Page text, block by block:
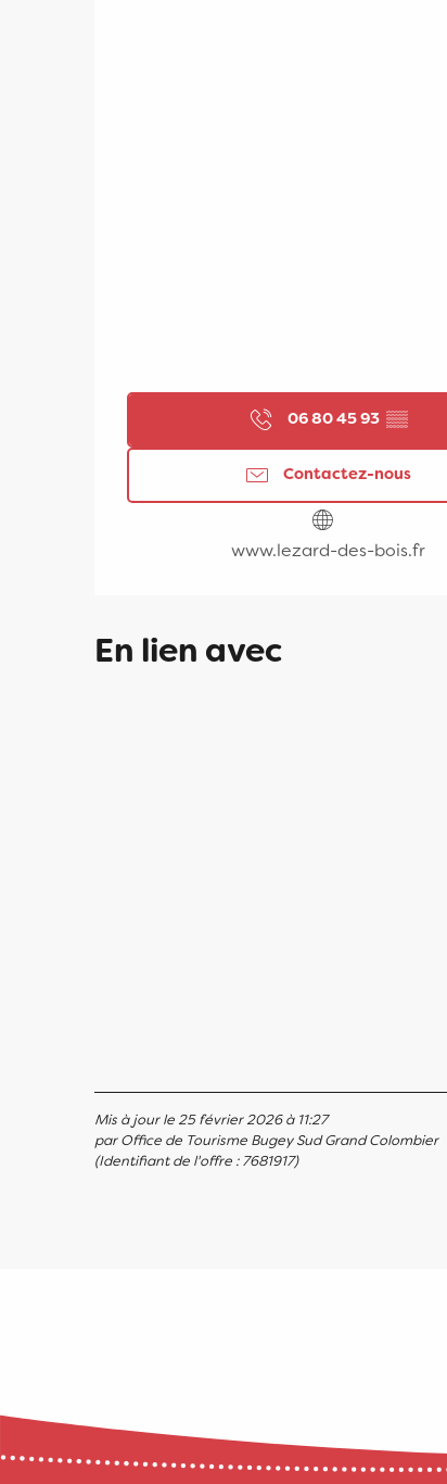
06 80 45 93 ▒▒
Contactez-nous
www.lezard-des-bois.fr
En lien avec
Mis à jour le 25 février 2026 à 11:27
par Office de Tourisme Bugey Sud Grand Colombier
(Identifiant de l'offre :7681917)